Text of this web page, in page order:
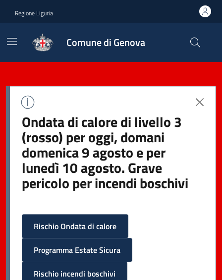
Regione Liguria
Comune di Genova
Ondata di calore di livello 3
(rosso) per oggi, domani
domenica 9 agosto e per
lunedì 10 agosto. Grave
pericolo per incendi boschivi
Rischio Ondata di calore
Programma Estate Sicura
Rischio incendi boschivi